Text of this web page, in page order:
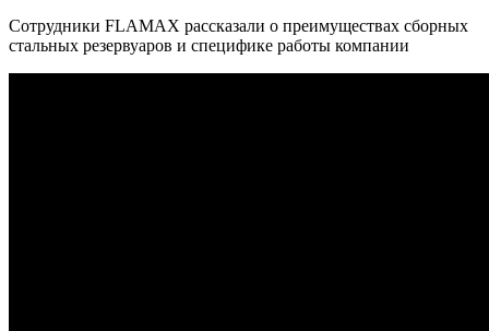
Сотрудники FLAMAX рассказали о преимуществах сборных
стальных резервуаров и специфике работы компании